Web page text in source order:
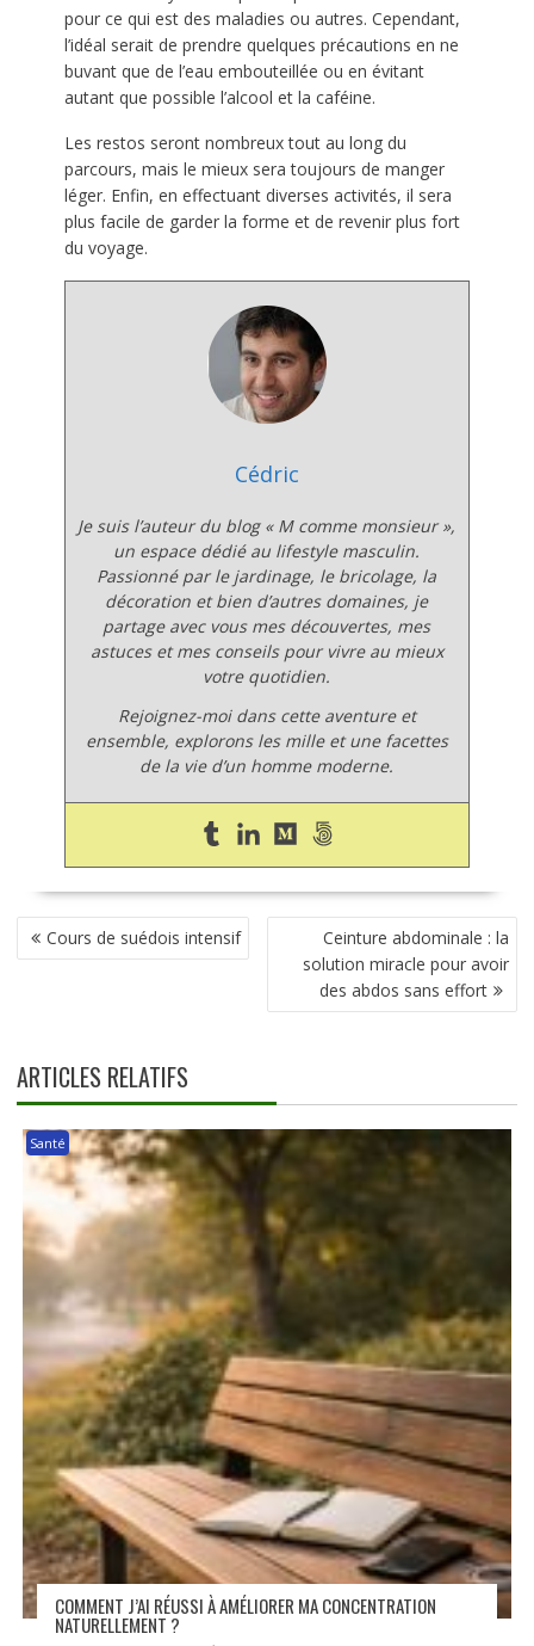
pour ce qui est des maladies ou autres. Cependant,
l’idéal serait de prendre quelques précautions en ne
buvant que de l’eau embouteillée ou en évitant
autant que possible l’alcool et la caféine.
Les restos seront nombreux tout au long du
parcours, mais le mieux sera toujours de manger
léger. Enfin, en effectuant diverses activités, il sera
plus facile de garder la forme et de revenir plus fort
du voyage.
Cédric
Je suis l’auteur du blog « M comme monsieur »,
un espace dédié au lifestyle masculin.
Passionné par le jardinage, le bricolage, la
décoration et bien d’autres domaines, je
partage avec vous mes découvertes, mes
astuces et mes conseils pour vivre au mieux
votre quotidien.
Rejoignez-moi dans cette aventure et
ensemble, explorons les mille et une facettes
de la vie d’un homme moderne.
NAVIGATION
DE Cours de suédois intensif
Ceinture abdominale : la
solution miracle pour avoir
des abdos sans effort
ARTICLES RELATIFS
Santé
COMMENT J’AI RÉUSSI À AMÉLIORER MA CONCENTRATION
NATURELLEMENT ?